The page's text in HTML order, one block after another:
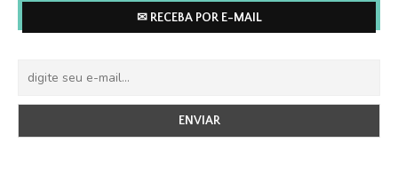
✉ RECEBA POR E-MAIL